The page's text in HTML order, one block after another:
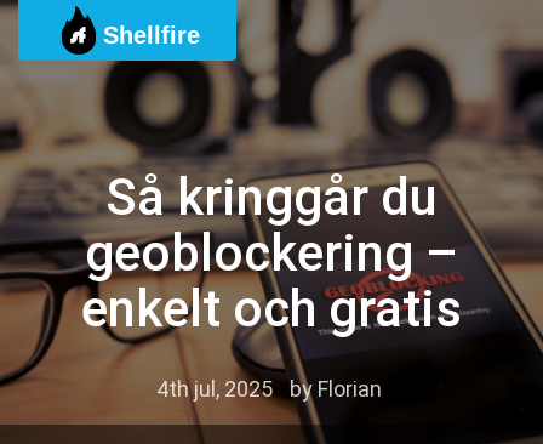
Shellfire
Skip
content
Så kringgår du
geoblockering –
enkelt och gratis
4th jul, 2025 by Florian